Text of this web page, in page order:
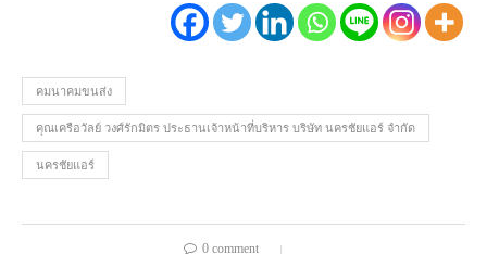
คมนาคมขนส่ง
คุณเครือวัลย์ วงศ์รักมิตร ประธานเจ้าหน้าที่บริหาร บริษัท นครชัยแอร์ จำกัด
นครชัยแอร์
0 comment